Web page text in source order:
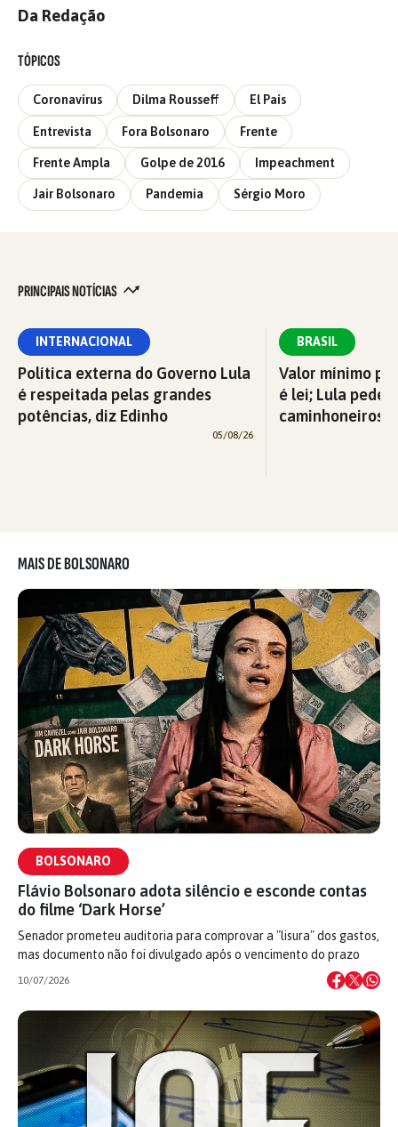
Da Redação
TÓPICOS
Coronavírus Dilma Rousseff El País
Entrevista Fora Bolsonaro Frente
Frente Ampla Golpe de 2016 Impeachment
Jair Bolsonaro Pandemia Sérgio Moro
PRINCIPAIS NOTÍCIAS
INTERNACIONAL
Política externa do Governo Lula
é respeitada pelas grandes
potências, diz Edinho
05/08/26
BRASIL
Valor mínimo
é lei; Lula pede
caminhoneiros
MAIS DE BOLSONARO
BOLSONARO
Flávio Bolsonaro adota silêncio e esconde contas
do filme ‘Dark Horse’
Senador prometeu auditoria para comprovar a "lisura" dos gastos,
mas documento não foi divulgado após o vencimento do prazo
10/07/2026